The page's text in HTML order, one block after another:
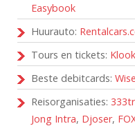
Easybook
Huurauto:
Tours en tickets: Klook
Beste debitcards: Wise
Reisorganisaties:
Jong Intra, Djoser,